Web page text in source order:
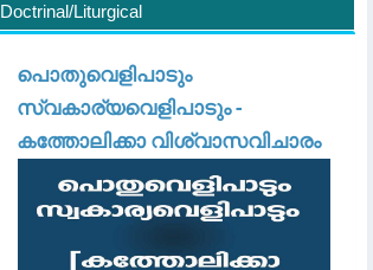
Doctrinal/Liturgical
പൊതുവെളിപാടും
സ്വകാര്യവെളിപാടും -
കത്തോലിക്കാ വിശ്വാസവിചാരം